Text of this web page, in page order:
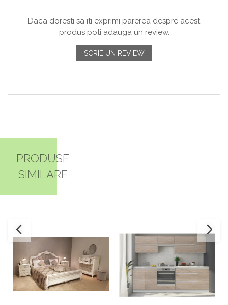
Daca doresti sa iti exprimi parerea despre acest
produs poti adauga un review.
SCRIE UN REVIEW
PRODUSE
SIMILARE